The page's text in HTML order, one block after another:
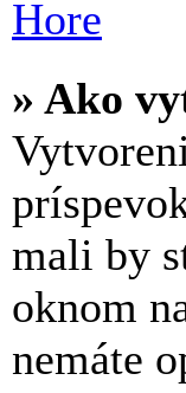
Hore
» Ako
mali by
oknom
nemáte